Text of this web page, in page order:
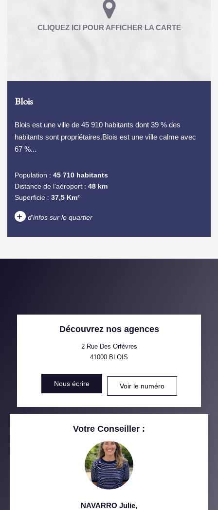
Blois
Blois est une ville de 45 910 habitants dont 39 % des
habitants sont propriétaires.Blois est une ville calme avec
67 %...
Population : 45 710 habitants
Distance de l'aéroport : 48 km
Superficie : 37,5 Km²
+ d'infos sur le quartier
PART DES MÉNAGES SANS
VOITURE
ECOLES ET CRÈCHES
Découvrez nos agences
2 Rue Des Orfèvres
41000 BLOIS
Nous écrire Voir le numéro
Votre Conseiller :
NAVARRO Julie,